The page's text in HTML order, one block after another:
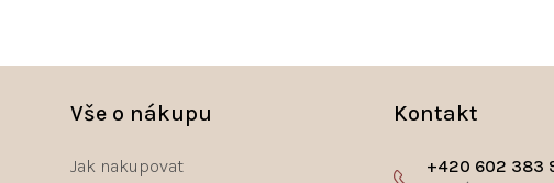
Vše o nákupu
Jak nakupovat
Kontakt
+420 602 383